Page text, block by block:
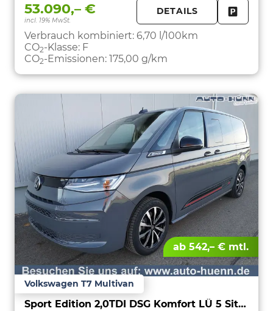
53.090,– €
incl. 19% MwSt.
DETAILS
Verbrauch kombiniert: 6,70 l/100km
CO2-Klasse: F
CO2-Emissionen: 175,00 g/km
ab 542,– € mtl.
Volkswagen T7 Multivan
Sport Edition 2,0TDI DSG Komfort LÜ 5 Sitzer